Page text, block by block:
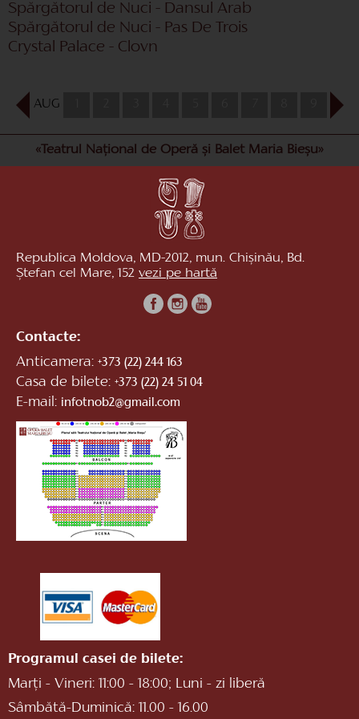
Spărgătorul de Nuci - Dansul Arab
Spărgătorul de Nuci - Pas De Trois
Crystal Palace - Clovn
AUG 10
«Teatrul Național de Operă și Balet Maria Bieșu»
Republica Moldova, MD-2012, mun. Chișinău, Bd.
Ștefan cel Mare, 152 vezi pe hartă
Contacte:
Anticamera: +373 (22) 244 163
Casa de bilete: +373 (22) 24 51 04
E-mail: infotnob2@gmail.com
Programul casei de bilete:
Marți - Vineri: 11:00 - 18:00; Luni - zi liberă
Sâmbătă-Duminică: 11.00 - 16.00